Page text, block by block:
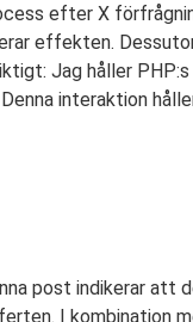
efter X
effekten.
Jag håller
interaktion
post indikerar att
I kombination